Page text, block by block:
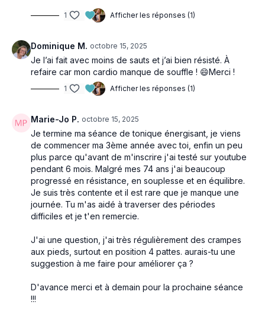
1 Afficher les réponses (1)
Dominique M. octobre 15, 2025
Je l’ai fait avec moins de sauts et j’ai bien résisté. À
refaire car mon cardio manque de souffle ! 😄Merci !
1 Afficher les réponses (1)
Marie-Jo P. octobre 15, 2025
Je termine ma séance de tonique énergisant, je viens
de commencer ma 3ème année avec toi, enfin un peu
plus parce qu'avant de m'inscrire j'ai testé sur youtube
pendant 6 mois. Malgré mes 74 ans j'ai beaucoup
progressé en résistance, en souplesse et en équilibre.
Je suis très contente et il est rare que je manque une
journée. Tu m'as aidé à traverser des périodes
difficiles et je t'en remercie.
J'ai une question, j'ai très régulièrement des crampes
aux pieds, surtout en position 4 pattes. aurais-tu une
suggestion à me faire pour améliorer ça ?
D'avance merci et à demain pour la prochaine séance
!!!